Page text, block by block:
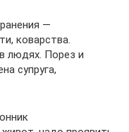
—
коварства.
людях. Порез и
супруга,